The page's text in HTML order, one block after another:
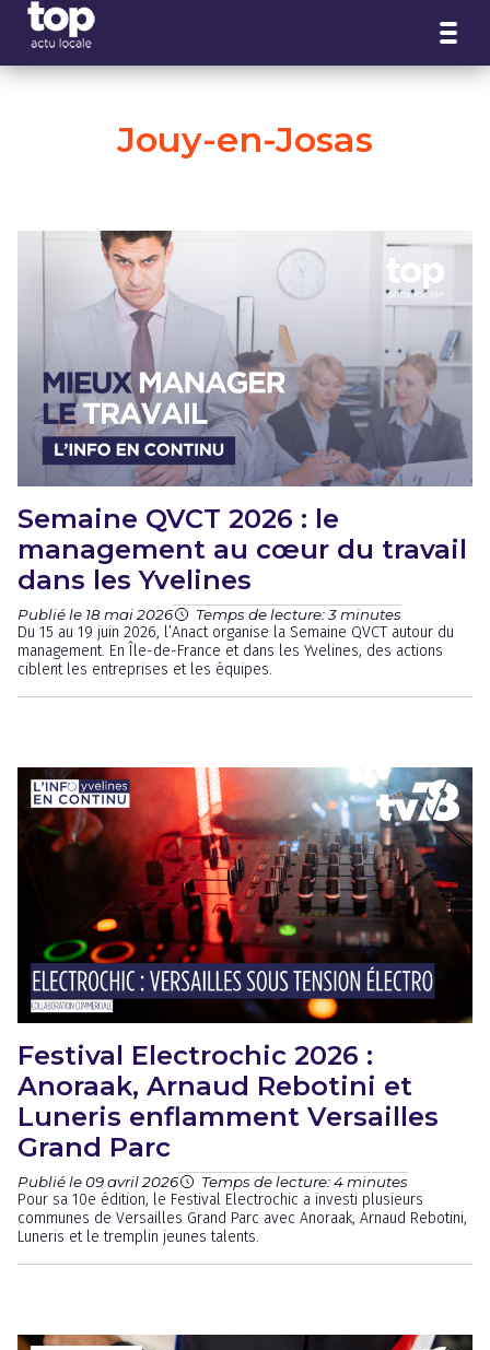
Jouy-en-Josas
Semaine QVCT 2026 : le
management au cœur du travail
dans les Yvelines
Publié le 18 mai 2026 Temps de lecture: 3 minutes
Du 15 au 19 juin 2026, l’Anact organise la Semaine QVCT autour du
management. En Île-de-France et dans les Yvelines, des actions
ciblent les entreprises et les équipes.
Festival Electrochic 2026 :
Anoraak, Arnaud Rebotini et
Luneris enflamment Versailles
Grand Parc
Publié le 09 avril 2026 Temps de lecture: 4 minutes
Pour sa 10e édition, le Festival Electrochic a investi plusieurs
communes de Versailles Grand Parc avec Anoraak, Arnaud Rebotini,
Luneris et le tremplin jeunes talents.
Panneau de gestion des cookies